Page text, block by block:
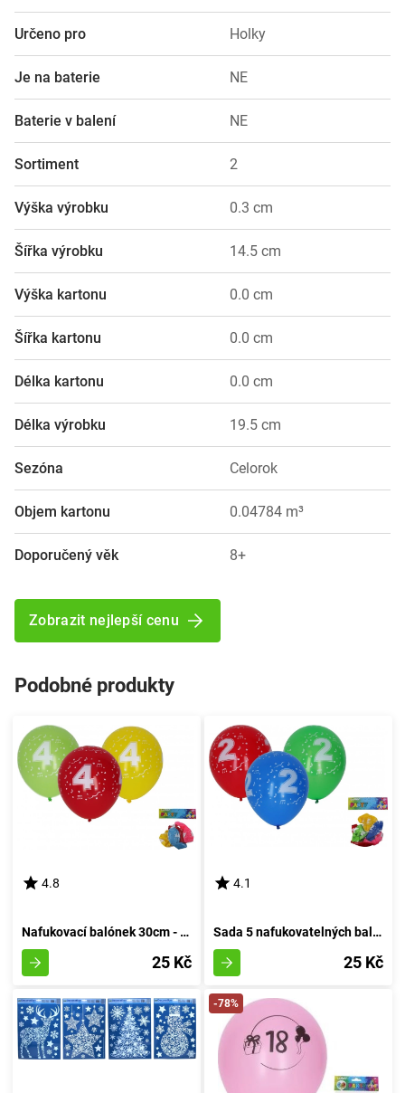
Určeno pro Holky
Je na baterie NE
Baterie v balení NE
Sortiment 2
Výška výrobku 0.3 cm
Šířka výrobku 14.5 cm
Výška kartonu 0.0 cm
Šířka kartonu 0.0 cm
Délka kartonu 0.0 cm
Délka výrobku 19.5 cm
Sezóna Celorok
Objem kartonu 0.04784 m³
Doporučený věk 8+
Zobrazit nejlepší cenu
Podobné produkty
4.8
Nafukovací balónek 30cm - sada 5 kusů, s pořadovým číslem 4
25 Kč
4.1
Sada 5 nafukovatelných balónků o průměru 30 cm - číslo dva
25 Kč
-78%